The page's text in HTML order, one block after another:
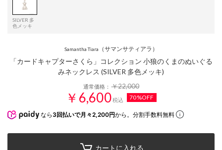
SILVER 多
色メッキ
Samantha Tiara （サマンサティアラ）
「カードキャプターさくら」コレクション 小狼のくまのぬいぐる
みネックレス (SILVER 多色メッキ)
通常価格：￥22,000
￥6,600税込 70%OFF
なら 3回払いで月々2,200円から。分割手数料無料
カートに入れる